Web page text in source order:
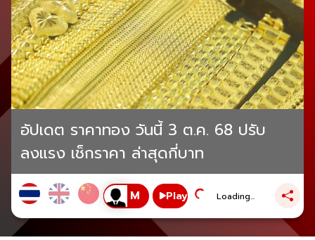
อัปเดต ราคาทอง วันนี้ 3 ต.ค. 68 ปรับ
ลงแรง เช็กราคา ล่าสุดกี่บาท
Play Loading...